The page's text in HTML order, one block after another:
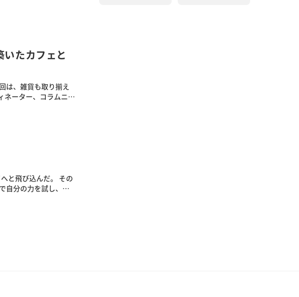
ます。 &n […]
たカフェと
は、雑貨も取り揃え
ネーター、コラムニス
[…]
と飛び込んだ。 その
自分の力を試し、成
不安に立ち […]